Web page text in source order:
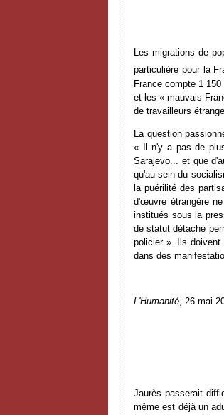
Les migrations de
particulière pour la
France compte 1
et les « mauvais
de travailleurs
La question
« Il n'y a pas de
Sarajevo... et que
qu'au sein du
la puérilité des
d'œuvre étrangère
institués sous la
de statut détaché
policier ». Ils doivent
dans des
L'Humanité , 26 mai
Jaurès passerait
même est déjà un